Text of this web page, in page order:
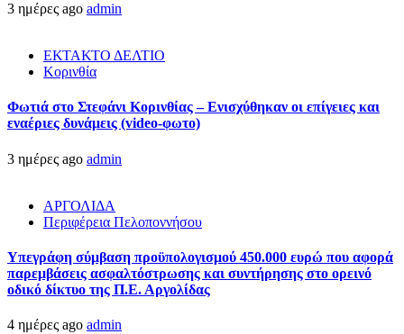
3 ημέρες ago admin
ΕΚΤΑΚΤΟ ΔΕΛΤΙΟ
Κορινθία
Φωτιά στο Στεφάνι Κορινθίας – Ενισχύθηκαν οι επίγειες και
εναέριες δυνάμεις (video-φωτο)
3 ημέρες ago admin
ΑΡΓΟΛΙΔΑ
Περιφέρεια Πελοποννήσου
Υπεγράφη σύμβαση προϋπολογισμού 450.000 ευρώ που αφορά
παρεμβάσεις ασφαλτόστρωσης και συντήρησης στο ορεινό
οδικό δίκτυο της Π.Ε. Αργολίδας
4 ημέρες ago admin